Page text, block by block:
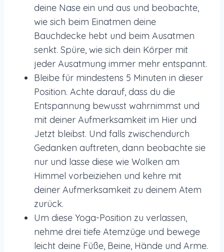
deine Nase ein und aus und beobachte,
wie sich beim Einatmen deine
Bauchdecke hebt und beim Ausatmen
senkt. Spüre, wie sich dein Körper mit
jeder Ausatmung immer mehr entspannt.
Bleibe für mindestens 5 Minuten in dieser
Position. Achte darauf, dass du die
Entspannung bewusst wahrnimmst und
mit deiner Aufmerksamkeit im Hier und
Jetzt bleibst. Und falls zwischendurch
Gedanken auftreten, dann beobachte sie
nur und lasse diese wie Wolken am
Himmel vorbeiziehen und kehre mit
deiner Aufmerksamkeit zu deinem Atem
zurück.
Um diese Yoga-Position zu verlassen,
nehme drei tiefe Atemzüge und bewege
leicht deine Füße, Beine, Hände und Arme.